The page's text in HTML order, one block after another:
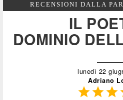
RECENSIONI DALLA
IL
DOMINIO
lunedì 22
Adriano
